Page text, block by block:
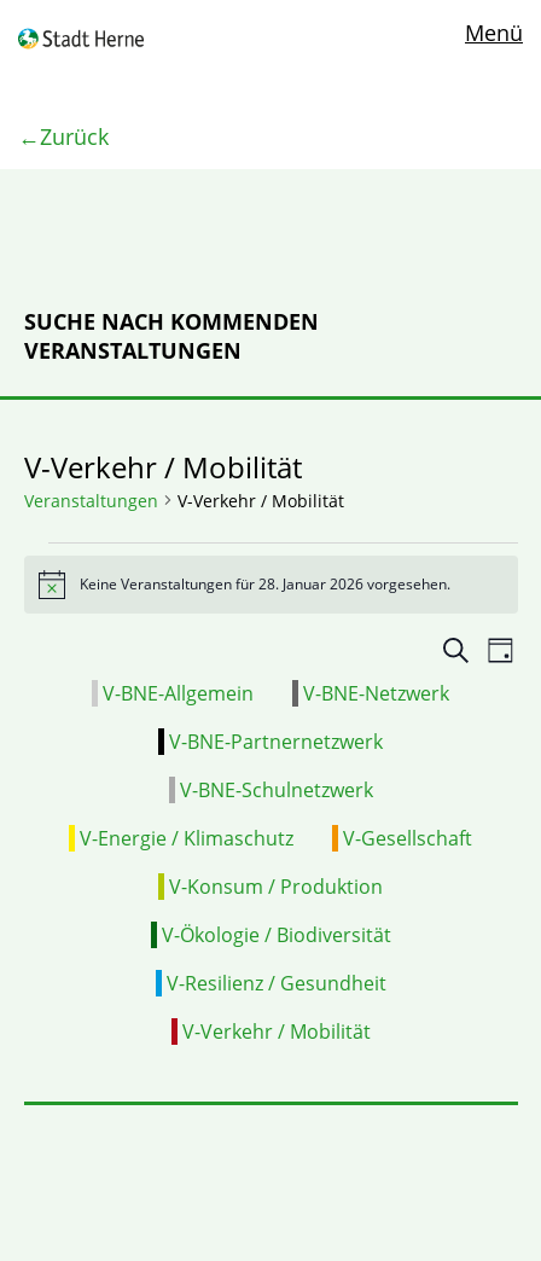
Zurück
Menü
SUCHE NACH KOMMENDEN
VERANSTALTUNGEN
V-Verkehr / Mobilität
Veranstaltungen V-Verkehr / Mobilität
HinweisKeine Veranstaltungen für 28. Januar 2026 vorgesehen.
und
SucheTag
V-BNE-Allgemein
V-BNE-Netzwerk
V-BNE-Partnernetzwerk
V-BNE-Schulnetzwerk
V-Energie / Klimaschutz
V-Gesellschaft
V-Konsum / Produktion
V-Ökologie / Biodiversität
V-Resilienz / Gesundheit
V-Verkehr / Mobilität